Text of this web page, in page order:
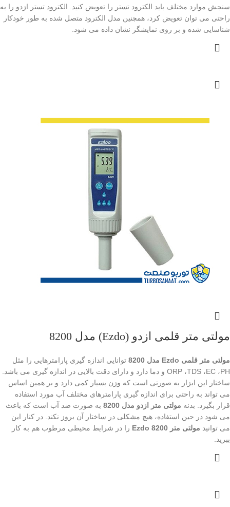
سنجش موارد مختلف باید الکترود تستر را تعویض کنید. الکترود تستر ازدو را به
راحتی می توان تعویض کرد، همچنین مدل الکترود متصل شده به طور خودکار
شناسایی شده و بر روی نمایشگر نشان داده می شود.
مولتی متر قلمی ازدو (Ezdo) مدل 8200
مولتی متر قلمی Ezdo مدل 8200
توانایی اندازه گیری پارامترهایی را مثل
ORP ،TDS ،EC ،PH و دما دارد و دارای دقت بالایی در اندازه گیری می باشد.
ساختار این ابزار به صورتی است که وزن بسیار کمی دارد و بر همین اساس
می تواند به راحتی برای اندازه گیری پارامترهای مختلف آب مورد استفاده
قرار بگیرد. بدنه مولتی متر ازدو مدل 8200
به صورت ضد آب است که باعث
می شود در حین استفاده، هیچ مشکلی در ساختار آن بروز نکند. در کنار این
می توانید مولتی متر Ezdo 8200
را در شرایط محیطی مرطوب هم به کار
ببرید.